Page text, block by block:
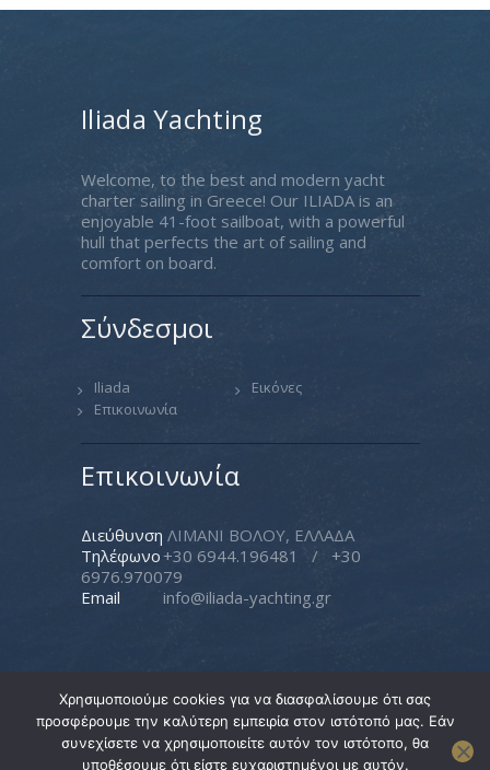
Iliada Yachting
Welcome, to the best and modern yacht
charter sailing in Greece! Our ILIADA is an
enjoyable 41-foot sailboat, with a powerful
hull that perfects the art of sailing and
comfort on board.
Σύνδεσμοι
Iliada
Εικόνες
Επικοινωνία
Επικοινωνία
Διεύθυνση ΛΙΜΑΝΙ ΒΟΛΟΥ, ΕΛΛΑΔΑ
Τηλέφωνο+30 6944.196481 / +30
6976.970079
Email
info@iliada-yachting.gr
Iliada Yachting© 2026. All rights reserved. |
Created byPasteque
Χρησιμοποιούμε cookies για να διασφαλίσουμε ότι σας
προσφέρουμε την καλύτερη εμπειρία στον ιστότοπό μας. Εάν
συνεχίσετε να χρησιμοποιείτε αυτόν τον ιστότοπο, θα
υποθέσουμε ότι είστε ευχαριστημένοι με αυτόν.